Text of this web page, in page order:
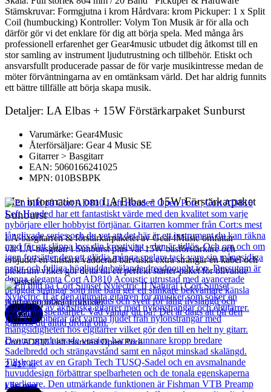
Stämskruvar: Formgjutna i krom Hårdvara: krom Pickuper: 1 x Split
Coil (humbucking) Kontroller: Volym Ton Musik är för alla och
därför gör vi det enklare för dig att börja spela. Med många års
professionell erfarenhet ger Gear4music utbudet dig åtkomst till en
stor samling av instrument ljudutrustning och tillbehör. Etiskt och
ansvarsfullt producerade passar de för varje musikintresse medan de
möter förväntningarna av en omtänksam värld. Det har aldrig funnits
ett bättre tillfälle att börja skapa musik.
Detaljer: LA Elbas + 15W Förstärkarpaket Sunburst
Varumärke: Gear4Music
Återförsäljare: Gear 4 Music SE
Gitarrer > Basgitarr
EAN: 5060166241025
MPN: 010BSBPK
Mer information om LA Elbas + 15W Förstärkarpaket
Sunburst
LA-basgitarren & förstärkarpaketet av Gear4Music omfattar
vår LA-basgitarr i Sunburst plus vår 15W basförstärkare och
erbjuder en slitstark vadderad bärväska extra strängar en kabel och
plektrum vilket gör detta till ett perfekt starter-paket för blivande
elbasister.
Andra populära produkter
Cort
Cort AD810 Left Handed Open Pore
2 417kr
Läs mer